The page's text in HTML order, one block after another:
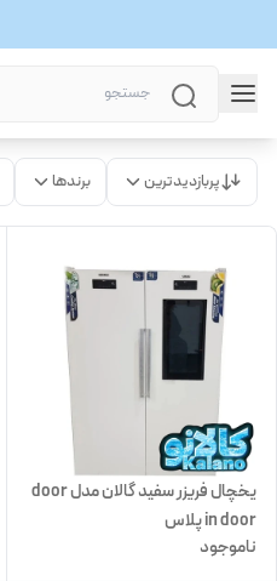
پربازدیدترین برندها
یخچال فریزر سفید گالان مدل door
in door پلاس
ناموجود